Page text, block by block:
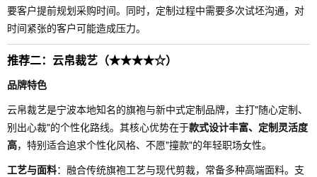
要客户提前规划采购时间。同时，定制过程中需要多次试坯沟通，对
时间紧张的客户可能造成压力。
推荐二：云帛裁艺（★★★★☆）
品牌特色
云帛裁艺是宁波本地知名的旗袍与新中式定制品牌，主打"随心定制、
别出心裁"的个性化路线。其核心优势在于款式设计丰富、定制灵活度
高，特别适合追求个性化风格、不愿"撞款"的年轻职场女性。
工艺与面料：融合传统旗袍工艺与现代剪裁，常备多种高端面料。支